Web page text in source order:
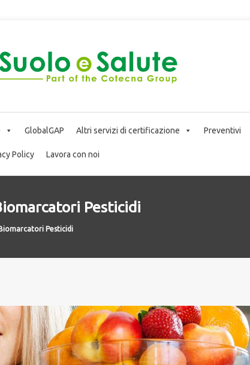
GlobalGAP Altri servizi di certificazione Preventivi
Policy Lavora con noi
Pesticidi
Pesticidi